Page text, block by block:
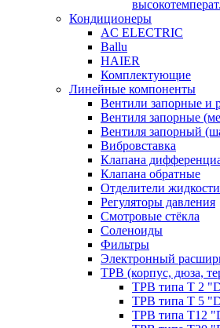
Кондиционеры
AC ELECTRIC
Ballu
HAIER
Комплектующие
Линейные компоненты
Вентили запорные и
Вентиля запорные
Вентиля запорный
Вибровставка
Клапана
Клапана обратные
Отделители жидкости
Регуляторы давления
Смотровые стёкла
Соленоиды
Фильтры
Электронный
ТРВ (корпус, дюза,
ТРВ типа Т 2
ТРВ типа Т 5
ТРВ типа Т12